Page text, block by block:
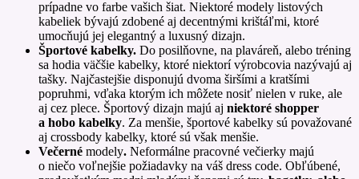
prípadne vo farbe vašich šiat. Niektoré modely listových
kabeliek bývajú zdobené aj decentnými krištáľmi, ktoré
umocňujú jej elegantný a luxusný dizajn.
Športové kabelky. Do posilňovne, na plaváreň, alebo tréning
sa hodia väčšie kabelky, ktoré niektorí výrobcovia nazývajú aj
tašky. Najčastejšie disponujú dvoma širšími a kratšími
popruhmi, vďaka ktorým ich môžete nosiť nielen v ruke, ale
aj cez plece. Športový dizajn majú aj niektoré shopper
a hobo kabelky. Za menšie, športové kabelky sú považované
aj crossbody kabelky, ktoré sú však menšie.
Večerné modely. Neformálne pracovné večierky majú
o niečo voľnejšie požiadavky na váš dress code. Obľúbené,